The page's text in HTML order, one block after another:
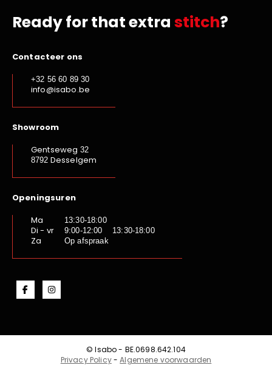
Ready for that extra stitch?
Contacteer ons
+32 56 60 89 30
info@isabo.be
Showroom
Gentseweg 32
8792 Desselgem
Openingsuren
Ma
13:30-18:00
Di - vr 9:00-12:00 13:30-18:00
Za Op afspraak
© Isabo - BE.0698.642.104
Privacy Policy-Algemene voorwaarden